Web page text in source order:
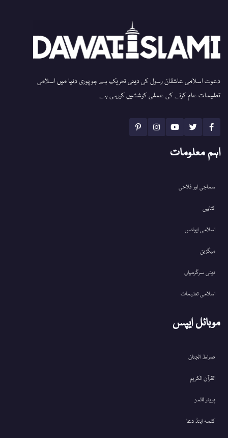
دعوت اسلامی عاشقان رسول کی دینی تحریک ہے جو پوری دنیا میں اسلامی
تعلیمات عام کرنے کی عملی کوششیں کررہی ہے
اہم معلومات
سماجی اور فلاحی
کتابیں
اسلامی ایونٹس
میگزین
دینی سرگرمیاں
اسلامی تعلیمات
موبائل ایپس
صراط الجنان
القرآن الکریم
پریئر ٹائمز
کلمہ اینڈ دعا